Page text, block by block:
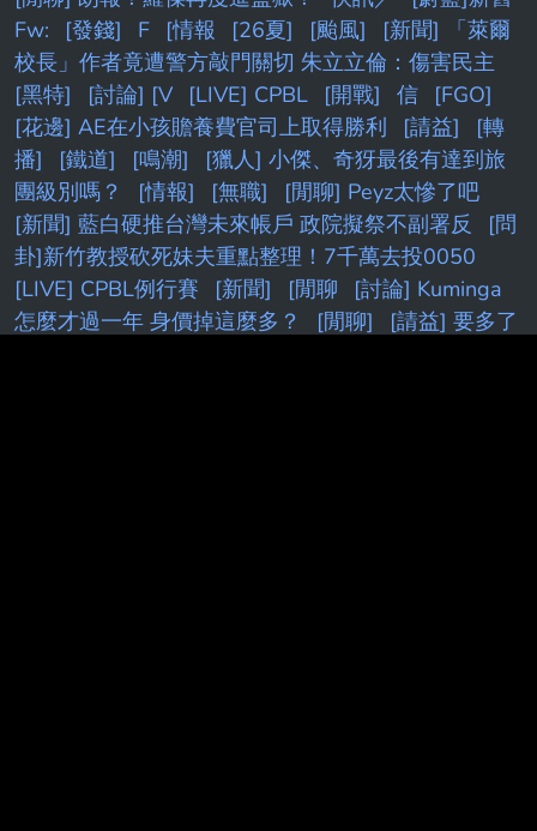
Fw:
[發錢] F [情報 [26夏] [颱風]
[新聞] 「萊爾
校長」作者竟遭警方敲門關切 朱立立倫：傷害民主
[黑特]
[討論] [V [LIVE] CPBL [開戰] 信
[FGO]
[花邊] AE在小孩贍養費官司上取得勝利
[請益]
[轉
播]
[鐵道] [鳴潮]
[獵人] 小傑、奇犽最後有達到旅
團級別嗎？
[情報] [無職]
[閒聊] Peyz太慘了吧
[新聞] 藍白硬推台灣未來帳戶 政院擬祭不副署反
[問
卦]新竹教授砍死妹夫重點整理！7千萬去投0050
[LIVE] CPBL例行賽
[新聞] [閒聊
[討論] Kuminga
怎麼才過一年 身價掉這麼多？
[閒聊]
[請益] 要多了